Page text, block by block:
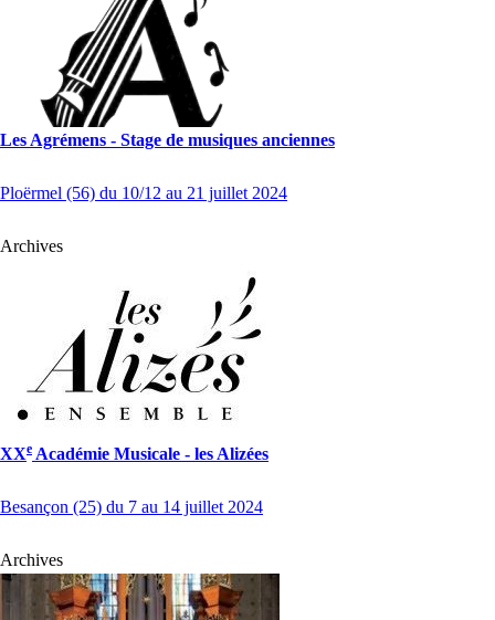
Les Agrémens - Stage de musiques anciennes
Ploërmel (56) du 10/12 au 21 juillet 2024
Archives
XXe Académie Musicale - les Alizées
Besançon (25) du 7 au 14 juillet 2024
Archives